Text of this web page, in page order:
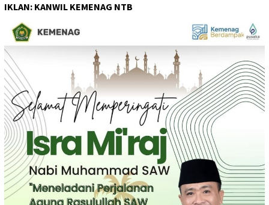
IKLAN: KANWIL KEMENAG NTB